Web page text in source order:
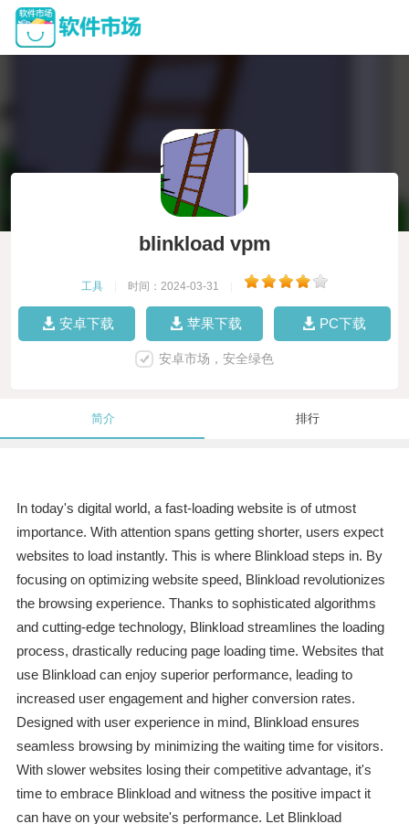
blinkload vpm
工具 时间：2024-03-31
安卓下载 苹果下载 PC下载
安卓市场，安全绿色
简介 排行
In today's digital world, a fast-loading website is of utmost
importance. With attention spans getting shorter, users expect
websites to load instantly. This is where Blinkload steps in. By
focusing on optimizing website speed, Blinkload revolutionizes
the browsing experience. Thanks to sophisticated algorithms
and cutting-edge technology, Blinkload streamlines the loading
process, drastically reducing page loading time. Websites that
use Blinkload can enjoy superior performance, leading to
increased user engagement and higher conversion rates.
Designed with user experience in mind, Blinkload ensures
seamless browsing by minimizing the waiting time for visitors.
With slower websites losing their competitive advantage, it's
time to embrace Blinkload and witness the positive impact it
can have on your website's performance. Let Blinkload